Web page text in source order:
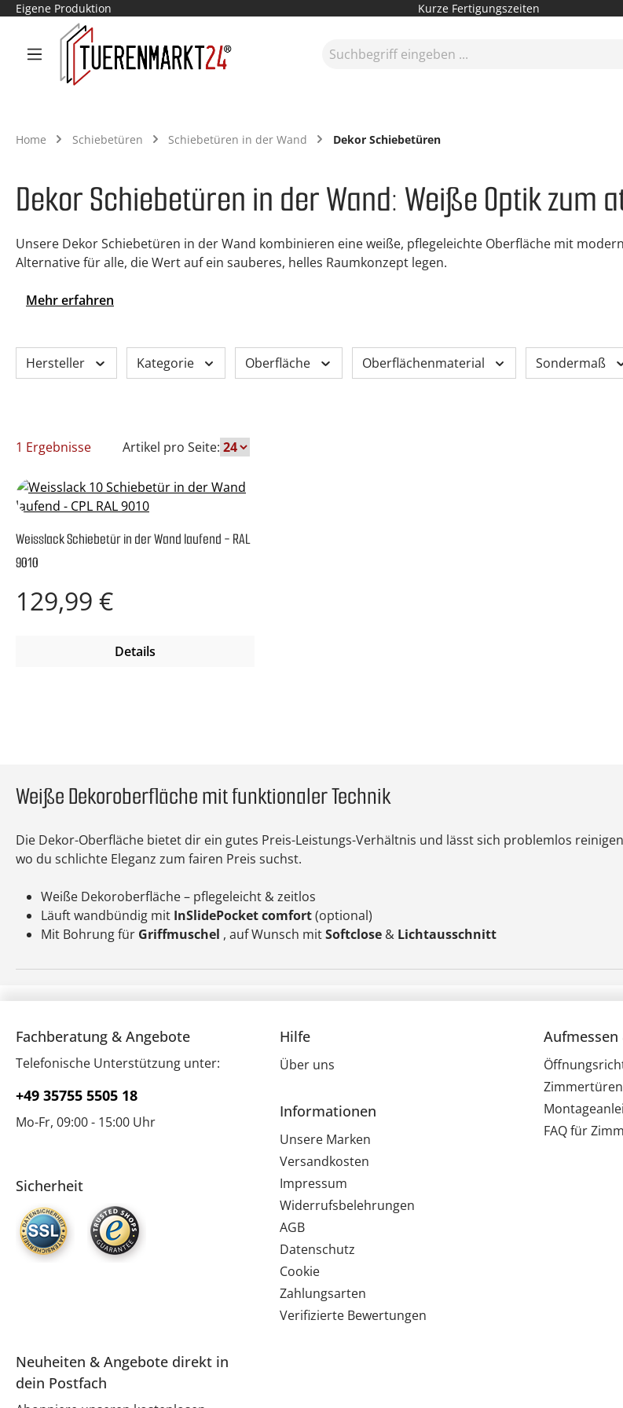
Hauptinhalt springen
Zur Suche springen
Zur Hauptnavigation springen
Eigene Produktion Kurze Fertigungszeiten
Home Schiebetüren Schiebetüren in der Wand Dekor Schiebetüren
Dekor Schiebetüren in der Wand: Weiße Optik zum
Unsere Dekor Schiebetüren in der Wand kombinieren eine weiße, pflegeleichte Oberfläche mit
Alternative für alle, die Wert auf ein sauberes, helles Raumkonzept legen.
Mehr erfahren
Hersteller Kategorie Oberfläche Oberflächenmaterial Sondermaß
1 Ergebnisse Artikel pro Seite:
Weisslack Schiebetür in der Wand laufend - RAL
9010
Regulärer Preis:
129,99 €
Details
Weiße Dekoroberfläche mit funktionaler Technik
Die Dekor-Oberfläche bietet dir ein gutes Preis-Leistungs-Verhältnis und lässt sich problemlos
wo du schlichte Eleganz zum fairen Preis suchst.
Weiße Dekoroberfläche – pflegeleicht & zeitlos
Läuft wandbündig mit InSlidePocket comfort(optional)
Mit Bohrung für Griffmuschel , auf Wunsch mitSoftclose & Lichtausschnitt
Fachberatung & Angebote
Telefonische Unterstützung unter:
+49 35755 5505 18
Mo-Fr, 09:00 - 15:00 Uhr
Sicherheit
Hilfe
Über uns
Informationen
Unsere Marken
Versandkosten
Impressum
Widerrufsbelehrungen
AGB
Datenschutz
Cookie
Zahlungsarten
Verifizierte Bewertungen
Aufmessen
FAQ für
Neuheiten & Angebote direkt in
dein Postfach